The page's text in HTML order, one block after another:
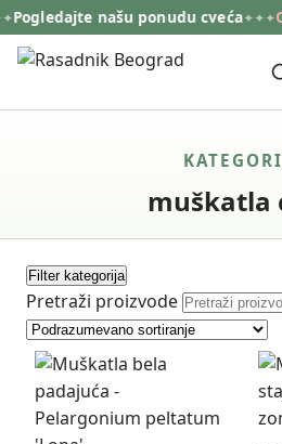
našu ponudu cveća✦✦✦
muškatla
Filter kategorija
Pretraži proizvode